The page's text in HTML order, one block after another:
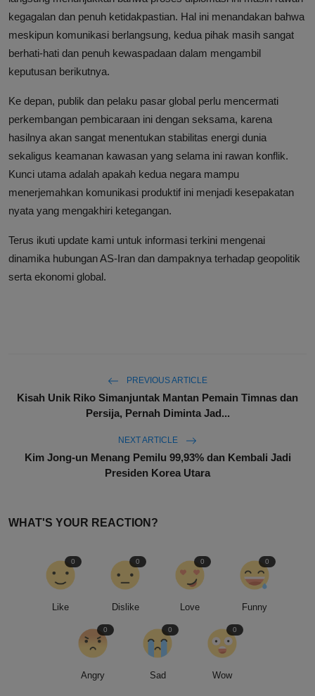
kegagalan dan penuh ketidakpastian. Hal ini menandakan bahwa
meskipun komunikasi berlangsung, kedua pihak masih sangat
berhati-hati dan penuh kewaspadaan dalam mengambil
keputusan berikutnya.
Ke depan, publik dan pelaku pasar global perlu mencermati
perkembangan pembicaraan ini dengan seksama, karena
hasilnya akan sangat menentukan stabilitas energi dunia
sekaligus keamanan kawasan yang selama ini rawan konflik.
Kunci utama adalah apakah kedua negara mampu
menerjemahkan komunikasi produktif ini menjadi kesepakatan
nyata yang mengakhiri ketegangan.
Terus ikuti update kami untuk informasi terkini mengenai
dinamika hubungan AS-Iran dan dampaknya terhadap geopolitik
serta ekonomi global.
PREVIOUS ARTICLE
Kisah Unik Riko Simanjuntak Mantan Pemain Timnas dan
Persija, Pernah Diminta Jad...
NEXT ARTICLE
Kim Jong-un Menang Pemilu 99,93% dan Kembali Jadi
Presiden Korea Utara
WHAT'S YOUR REACTION?
Like
0
Dislike
0
Love
0
Funny
0
Angry
0
Sad
0
Wow
0